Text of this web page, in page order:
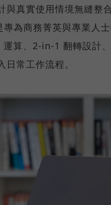
與真實使用情境無縫
為商務菁英與專業人
算、2-in-1 翻轉設計
日常工作流程。